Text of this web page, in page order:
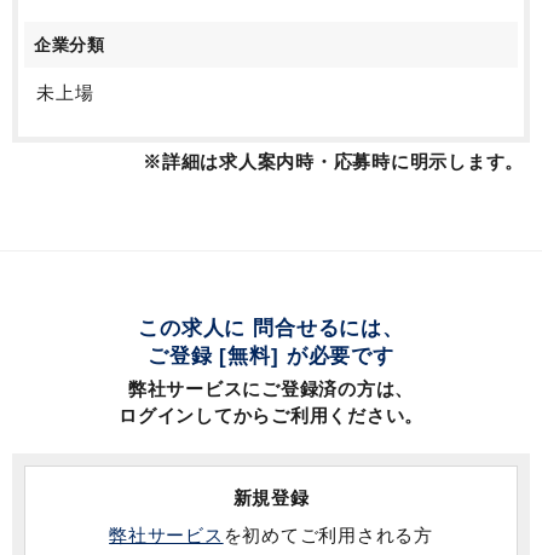
企業分類
未上場
※詳細は求人案内時・応募時に明示します。
この求人に 問合せるには、
ご登録 [無料] が必要です
弊社サービスにご登録済の方は、
ログインしてからご利用ください。
新規登録
弊社サービス を初めてご利用される方